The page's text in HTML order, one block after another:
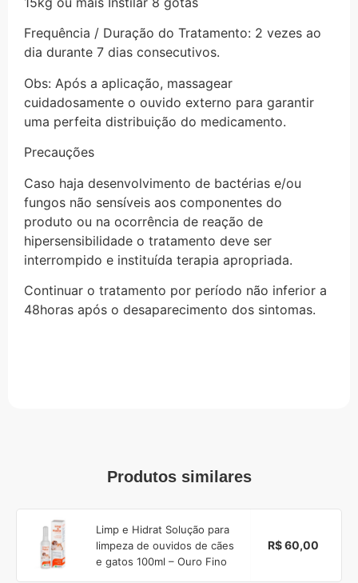
Frequência / Duração do Tratamento: 2 vezes ao
dia durante 7 dias consecutivos.
Obs: Após a aplicação, massagear
cuidadosamente o ouvido externo para garantir
uma perfeita distribuição do medicamento.
Precauções
Caso haja desenvolvimento de bactérias e/ou
fungos não sensíveis aos componentes do
produto ou na ocorrência de reação de
hipersensibilidade o tratamento deve ser
interrompido e instituída terapia apropriada.
Continuar o tratamento por período não inferior a
48horas após o desaparecimento dos sintomas.
Produtos similares
Limp e Hidrat Solução para
limpeza de ouvidos de cães
e gatos 100ml – Ouro Fino
R$ 60,00